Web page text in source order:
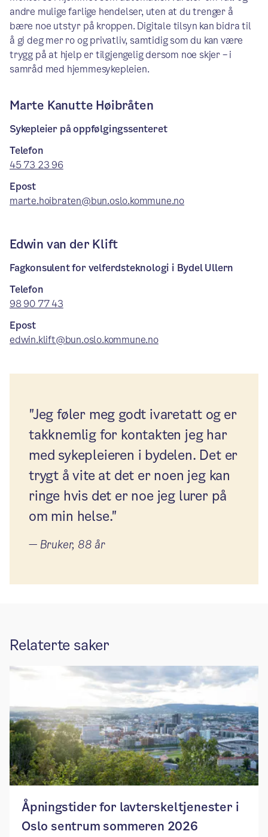
andre mulige farlige hendelser, uten at du trenger å
bære noe utstyr på kroppen. Digitale tilsyn kan bidra til
å gi deg mer ro og privatliv, samtidig som du kan være
trygg på at hjelp er tilgjengelig dersom noe skjer – i
samråd med hjemmesykepleien.
Marte Kanutte Høibråten
Sykepleier på oppfølgingssenteret
Telefon
45 73 23 96
Epost
marte.hoibraten@bun.oslo.kommune.no
Edwin van der Klift
Fagkonsulent for velferdsteknologi i Bydel Ullern
Telefon
98 90 77 43
Epost
edwin.klift@bun.oslo.kommune.no
"Jeg føler meg godt ivaretatt og er
takknemlig for kontakten jeg har
med sykepleieren i bydelen. Det er
trygt å vite at det er noen jeg kan
ringe hvis det er noe jeg lurer på
om min helse."
— Bruker, 88 år
Relaterte saker
Åpningstider for lavterskeltjenester i
Oslo sentrum sommeren 2026